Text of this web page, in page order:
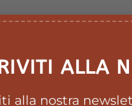
ALLA
alla nostra